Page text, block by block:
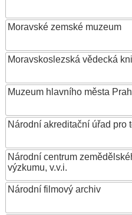
Moravské zemské muzeum
Moravskoslezská vědecká
Muzeum hlavního města
Národní akreditační úřad pro
Národní centrum
výzkumu, v.v.i.
Národní filmový archiv